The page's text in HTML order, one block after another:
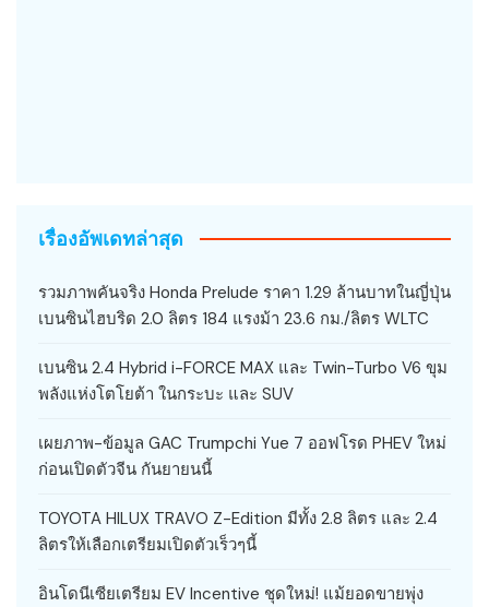
เรื่องอัพเดทล่าสุด
รวมภาพคันจริง Honda Prelude ราคา 1.29 ล้านบาทในญี่ปุ่น
เบนซินไฮบริด 2.0 ลิตร 184 แรงม้า 23.6 กม./ลิตร WLTC
เบนซิน 2.4 Hybrid i-FORCE MAX และ Twin-Turbo V6 ขุม
พลังแห่งโตโยต้า ในกระบะ และ SUV
เผยภาพ-ข้อมูล GAC Trumpchi Yue 7 ออฟโรด PHEV ใหม่
ก่อนเปิดตัวจีน กันยายนนี้
TOYOTA HILUX TRAVO Z-Edition มีทั้ง 2.8 ลิตร และ 2.4
ลิตรให้เลือกเตรียมเปิดตัวเร็วๆนี้
อินโดนีเซียเตรียม EV Incentive ชุดใหม่! แม้ยอดขายพุ่ง